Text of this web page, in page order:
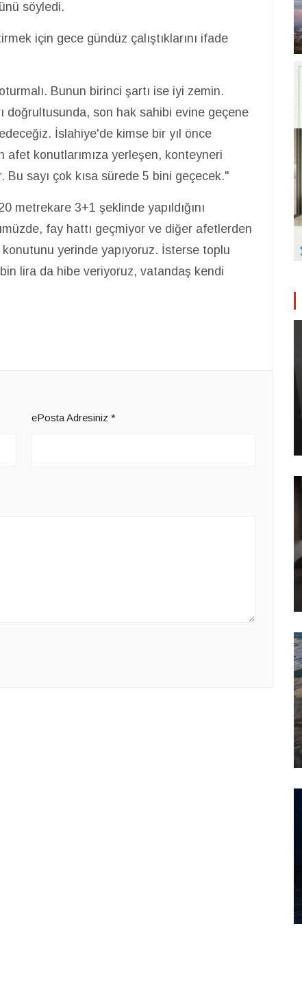
söyledi.
için gece gündüz çalıştıklarını ifade
Bunun birinci şartı ise iyi zemin.
doğrultusunda, son hak sahibi evine geçene
İslahiye'de kimse bir yıl önce
konutlarımıza yerleşen, konteyneri
Bu sayı çok kısa sürede 5 bini geçecek."
metrekare 3+1 şeklinde yapıldığını
fay hattı geçmiyor ve diğer afetlerden
konutunu yerinde yapıyoruz. İsterse toplu
lira da hibe veriyoruz, vatandaş kendi
ePosta Adresiniz *